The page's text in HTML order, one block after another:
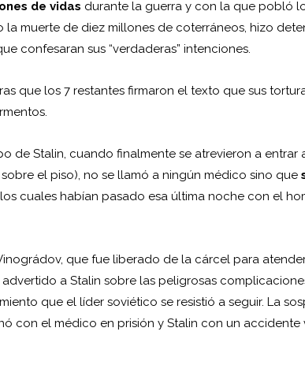
de vidas durante la guerra y con la que pobló
muerte de diez millones de coterráneos, hizo
confesaran sus “verdaderas” intenciones.
que los 7 restantes firmaron el texto que sus
de Stalin, cuando finalmente se atrevieron a entrar
el piso), no se llamó a ningún médico sino que
cuales habían pasado esa última noche con el
que fue liberado de la cárcel para
a Stalin sobre las peligrosas
que el líder soviético se resistió a seguir. La
con el médico en prisión y Stalin con un accidente